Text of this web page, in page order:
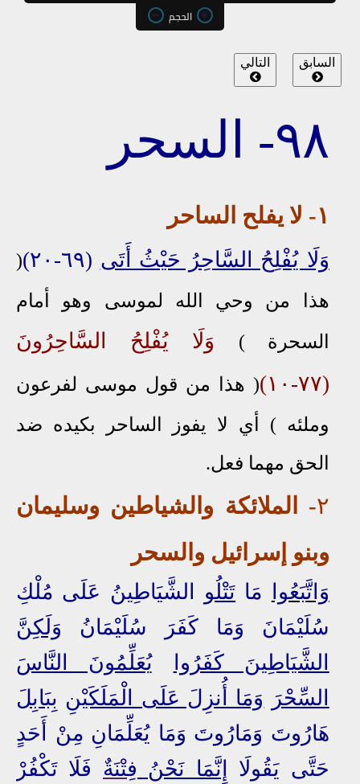
الحجم
السابق التالي
٩٨- السحر
١- لا يفلح الساحر
وَلَا يُفْلِحُ السَّاحِرُ حَيْثُ أَتَى (٦٩-٢٠)
(
هذا من وحي الله لموسى وهو أمام
السحرة )
وَلَا يُفْلِحُ السَّاحِرُونَ
(٧٧-١٠)
( هذا من قول موسى لفرعون
وملئه )
أي لا يفوز الساحر بكيده ضد
الحق مهما فعل.
٢- الملائكة و الشياطين وسليمان
وبنو إسرائيل والسحر
وَاتَّبَعُوا مَا تَتْلُو الشَّيَاطِينُ عَلَى مُلْكِ
سُلَيْمَانَ وَمَا كَفَرَ سُلَيْمَانُ وَلَكِنَّ
الشَّيَاطِينَ كَفَرُوا
يُعَلِّمُونَ النَّاسَ
السِّحْرَ وَمَا أُنزِلَ عَلَى الْمَلَكَيْنِ بِبَابِلَ
هَارُوتَ وَمَارُوتَ وَمَا يُعَلِّمَانِ مِنْ أَحَدٍ
حَتَّى يَقُولَا
إِنَّمَا نَحْنُ فِتْنَةٌ فَلَا تَكْفُرْ